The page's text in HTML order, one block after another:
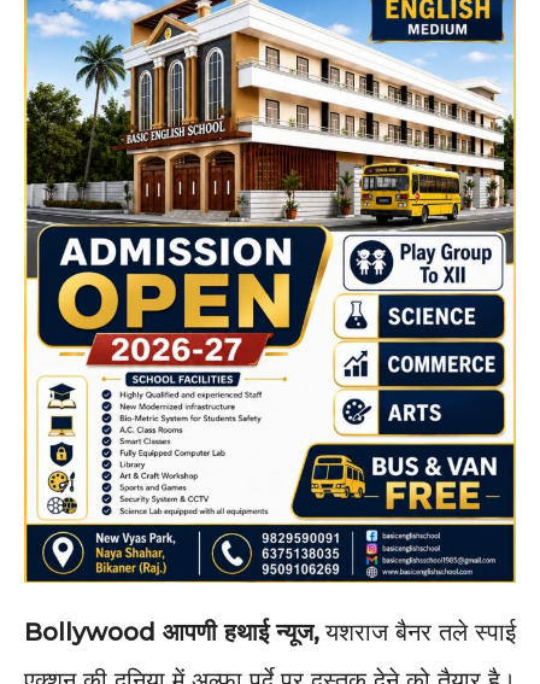
Bollywood आपणी हथाई न्यूज,यशराज बैनर तले स्पाई